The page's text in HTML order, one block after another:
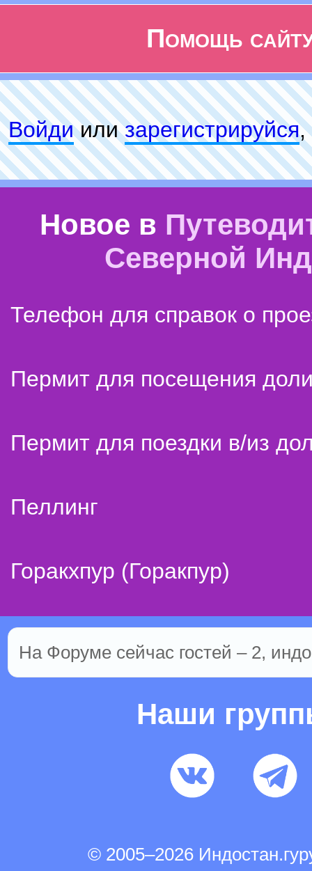
Помощь
Войдиилизарeгиcтpируйся,
Новое в
Северной
Телефон для справок о
Пермит для посещения
Пермит для поездки в/из
Пеллинг
Горакхпур (Горакпур)
На Форуме сейчас гостей – 2,
Наши
© 2005–2026